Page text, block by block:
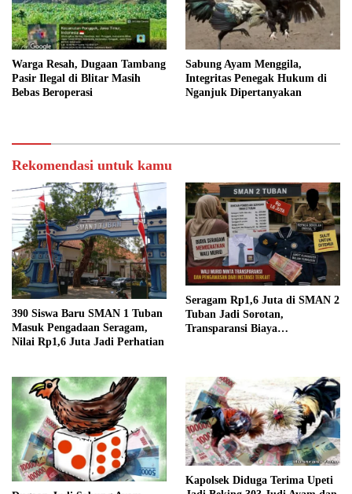
Warga Resah, Dugaan Tambang
Pasir Ilegal di Blitar Masih
Bebas Beroperasi
Sabung Ayam Menggila,
Integritas Penegak Hukum di
Nganjuk Dipertanyakan
Rekomendasi untuk kamu
390 Siswa Baru SMAN 1 Tuban
Masuk Pengadaan Seragam,
Nilai Rp1,6 Juta Jadi Perhatian
Seragam Rp1,6 Juta di SMAN 2
Tuban Jadi Sorotan,
Transparansi Biaya
Kapolsek Diduga Terima Upeti